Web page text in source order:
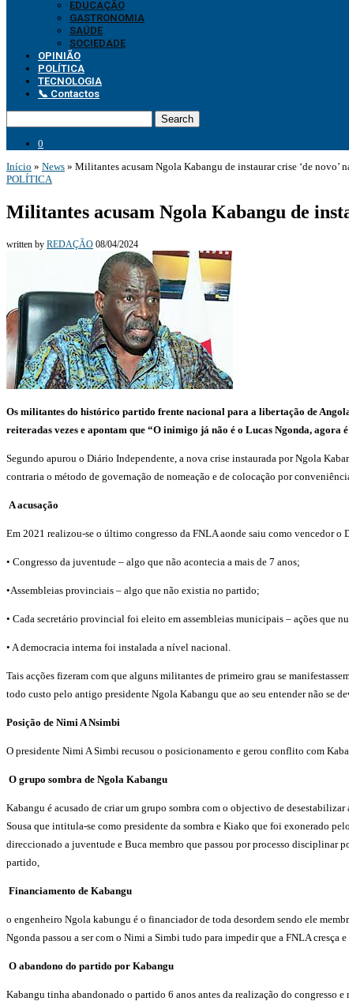
EDUCAÇÃO
GASTRONOMIA
SAÚDE
SOCIEDADE
OPINIÃO
POLÍTICA
TECNOLOGIA
📞 Contactos
Search
0
Início » News » Militantes acusam Ngola Kabangu de instaurar crise ‘de
POLÍTICA
Militantes acusam Ngola Kabangu de
written by REDAÇÃO 08/04/2024
Os militantes do histórico partido frente nacional para a libertação de
reiteradas vezes e apontam que “O inimigo já não é o Lucas Ngonda, agora
Segundo apurou o Diário Independente, a nova crise instaurada por Ngola
contraria o método de governação de nomeação e de colocação por
A acusação
Em 2021 realizou-se o último congresso da FNLA aonde saiu como vencedor
• Congresso da juventude – algo que não acontecia a mais de 7 anos;
•Assembleias provinciais – algo que não existia no partido;
• Cada secretário provincial foi eleito em assembleias municipais – ações que
• A democracia interna foi instalada a nível nacional.
Tais acções fizeram com que alguns militantes de primeiro grau se
todo custo pelo antigo presidente Ngola Kabangu que ao seu entender não se
Posição de Nimi A Nsimbi
O presidente Nimi A Simbi recusou o posicionamento e gerou conflito com
O grupo sombra de Ngola Kabangu
Kabangu é acusado de criar um grupo sombra com o objectivo de
Sousa que intitula-se como presidente da sombra e Kiako que foi exonerado
direccionado a juventude e Buca membro que passou por processo disciplinar
partido,
Financiamento de Kabangu
o engenheiro Ngola kabungu é o financiador de toda desordem sendo ele
Ngonda passou a ser com o Nimi a Simbi tudo para impedir que a FNLA cresça e
O abandono do partido por Kabangu
Kabangu tinha abandonado o partido 6 anos antes da realização do congresso